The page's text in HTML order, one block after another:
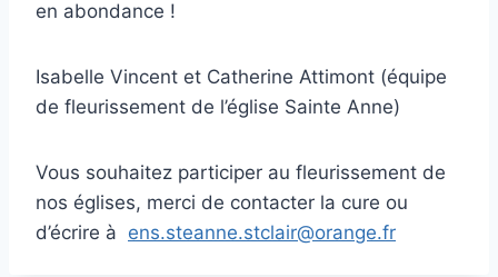
en abondance !
Isabelle Vincent et Catherine Attimont (équipe
de fleurissement de l’église Sainte Anne)
Vous souhaitez participer au fleurissement de
nos églises, merci de contacter la cure ou
d’écrire à ens.steanne.stclair@orange.fr